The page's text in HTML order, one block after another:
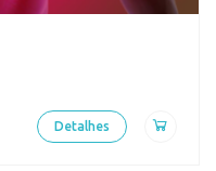
Detalhes